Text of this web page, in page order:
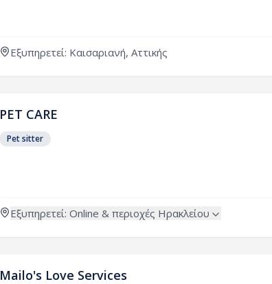
Εξυπηρετεί: Καισαριανή, Αττικής
PET CARE
Pet sitter
Εξυπηρετεί: Online & περιοχές Ηρακλείου
Mailo's Love Services